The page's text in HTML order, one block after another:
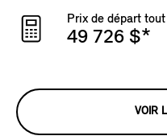
Prix de départ
49 726 $*
VOIR